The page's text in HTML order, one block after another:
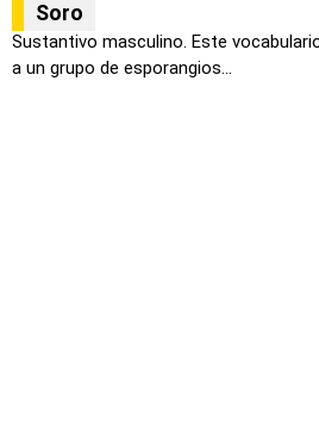
Soro
Sustantivo masculino. Este
a un grupo de esporangios...